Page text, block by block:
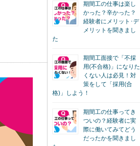
期間工の仕事は楽し
かった？辛かった？
経験者にメリット･デ
メリットを聞きまし
た
期間工面接で「不採
用(不合格)」になりた
くない人は必見！対
策をして「採用(合
格)」しよう！
期間工の仕事ってき
ついの？経験者に実
際に働いてみてどう
だったかを聞きまし